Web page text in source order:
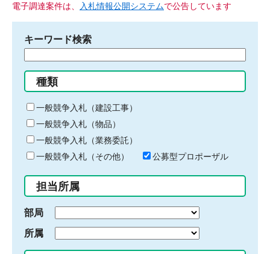
電子調達案件は、 入札情報公開システムで公告しています
キーワード検索
る
キ
ー
ワ
ー
ド
入
力
種類
一般競争入札（建設工事）
一般競争入札（物品）
一般競争入札（業務委託）
一般競争入札（その他）
公募型プロポーザル
担当所属
部局
所属